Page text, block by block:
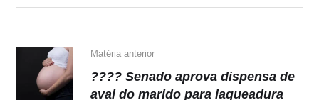
p
o
k
m n
Matéria anterior
???? Senado aprova dispensa de
aval do marido para laqueadura